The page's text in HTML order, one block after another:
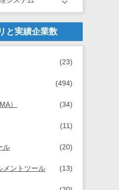
と実績企業数
(23)
(494)
） (34)
(11)
ル (20)
メントツール (13)